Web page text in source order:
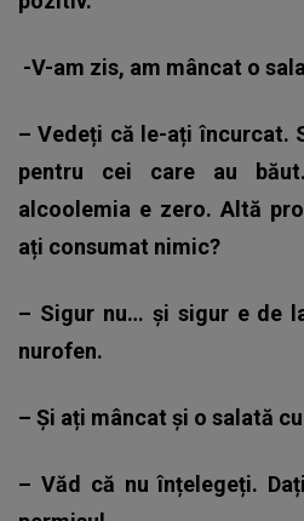
-V-am zis, am mâncat o
– Vedeți că le-ați încurcat.
pentru cei care au
alcoolemia e zero. Altă
ați consumat nimic?
– Sigur nu… și sigur e de
nurofen.
– Și ați mâncat și o salată
– Văd că nu înțelegeți.